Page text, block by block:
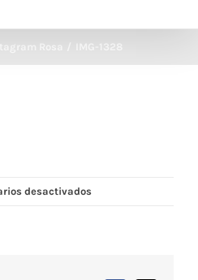
Rosa IMG-1328
desactivados